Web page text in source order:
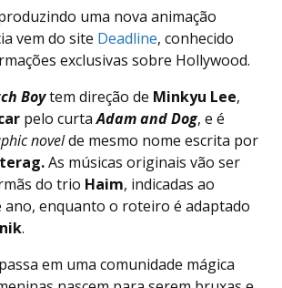
uma nova animação
vem do site Deadline, conhecido
exclusivas sobre Hollywood.
Boytem direção de Minkyu Lee,
pelo curtaAdam and Dog, e é
novelde mesmo nome escrita por
As músicas originais vão ser
do trio Haim, indicadas ao
enquanto o roteiro é adaptado
.
em uma comunidade mágica